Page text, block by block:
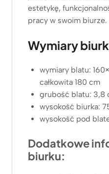
estetykę,
pracy w swoim biurze.
Wymiary
wymiary blatu:
całkowita 180 cm
grubość blatu: 3,8
wysokość biurka:
wysokość pod
Dodatkowe
biurku: